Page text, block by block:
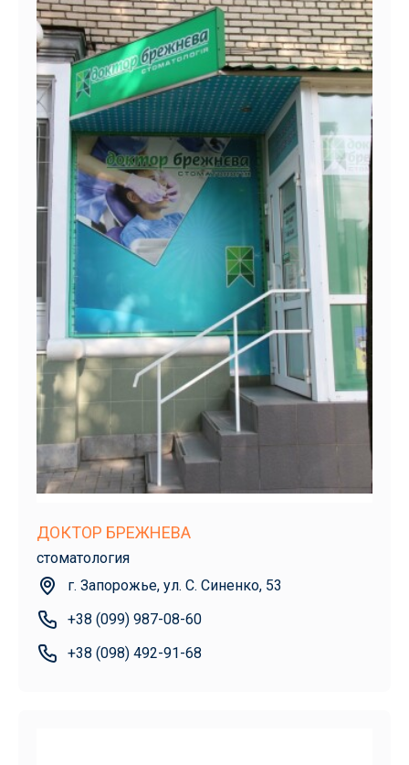
ДОКТОР БРЕЖНЕВА
стоматология
г. Запорожье, ул. С. Синенко, 53
+38 (099) 987-08-60
+38 (098) 492-91-68